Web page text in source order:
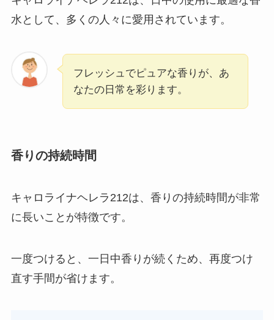
水として、多くの人々に愛用されています。
フレッシュでピュアな香りが、あ
なたの日常を彩ります。
香りの持続時間
キャロライナヘレラ212は、香りの持続時間が非常
に長いことが特徴です。
一度つけると、一日中香りが続くため、再度つけ
直す手間が省けます。